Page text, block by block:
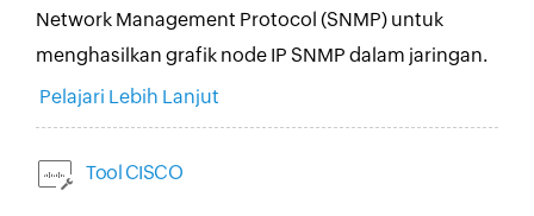
Network Management Protocol (SNMP) untuk
menghasilkan grafik node IP SNMP dalam jaringan.
Pelajari Lebih Lanjut
Tool CISCO